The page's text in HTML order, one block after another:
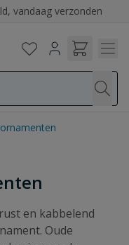
vandaag verzonden
en kabbelend
Oude